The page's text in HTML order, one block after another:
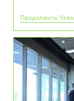
Продолжить